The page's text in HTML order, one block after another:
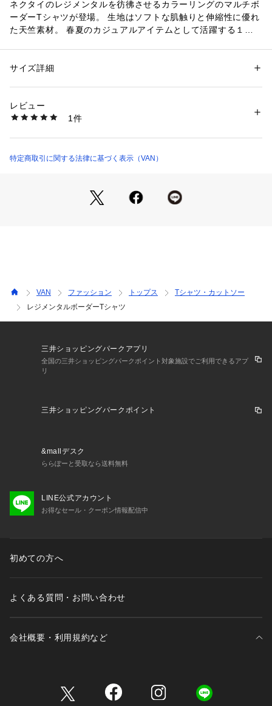
ネクタイのレジメンタルを彷彿させるカラーリングのマルチボ
ーダーTシャツが登場。 生地はソフトな肌触りと伸縮性に優れ
た天竺素材。 春夏のカジュアルアイテムとして活躍する１着
性別：メンズ
素材：本体：綿82%　ポリエステル16%　ポリウレタン2%
商品番号：1095200000132
サイズ詳細
レビュー
1件
特定商取引に関する法律に基づく表示（VAN）
VAN ファッション トップス
Tシャツ・カットソー
レジメンタルボーダーTシャツ
三井ショッピングパークアプリ
全国の三井ショッピングパークポイント対象施設でご利用できるアプ
リ
三井ショッピングパークポイント
&mallデスク
ららぽーと受取なら送料無料
LINE公式アカウント
お得なセール・クーポン情報配信中
初めての方へ
よくある質問・お問い合わせ
会社概要・利用規約など